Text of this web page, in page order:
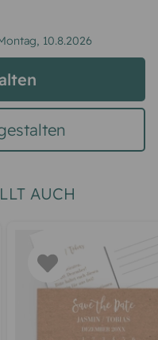
10.8.2026
AUCH